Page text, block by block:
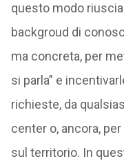
questo modo
backgroud di
ma concreta, per
si parla” e
richieste, da
center o, ancora,
sul territorio. In